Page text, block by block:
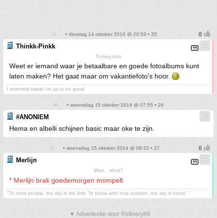
• dinsdag 14 oktober 2014 @ 20:53 • 25
Thinkk-Pinkk
Tickety-boo
Weet er iemand waar je betaalbare en goede fotoalbums kunt
laten maken? Het gaat maar om vakantiefoto's hoor.
I solemnly swear i'm up to no good
• woensdag 15 oktober 2014 @ 07:55 • 26
#ANONIEM
Hema en albelli schijnen basic maar oke te zijn.
• woensdag 15 oktober 2014 @ 08:23 • 27
Merlijn
Wait... whut?
* Merlijn brak goedemorgen mompelt
"To most people, the sky is the limit. To those who love aviation, the sky is home."
▼ Advertentie door Refinery89